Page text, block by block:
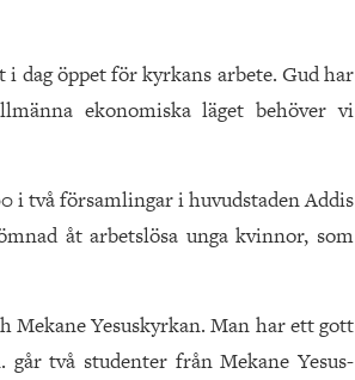
dag öppet för kyrkans arbete. Gud har
ekonomiska läget behöver vi
i två församlingar i huvudstaden Addis
åt arbetslösa unga kvinnor, som
Yesuskyrkan. Man har ett gott
två studenter från Mekane Yesus-